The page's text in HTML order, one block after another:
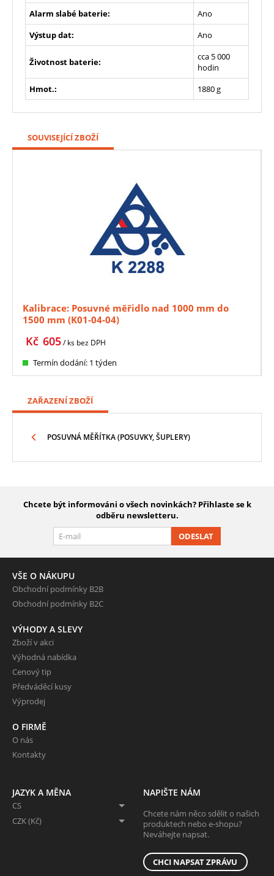
Alarm slabé baterie:
Ano
Výstup dat:
Ano
Životnost baterie:
cca 5 000
hodin
Hmot.:
1880 g
SOUVISEJÍCÍ ZBOŽÍ
Kalibrace: Posuvné měřidlo nad 1000 mm do
1500 mm (K01-04-04)
605
Kč / ks bez DPH
Termín dodání: 1 týden
ZAŘAZENÍ ZBOŽÍ
POSUVNÁ MĚŘÍTKA (POSUVKY, ŠUPLERY)
Chcete být informováni o všech novinkách? Přihlaste se k
odběru newsletteru.
ODESLAT
VŠE O NÁKUPU
Obchodní podmínky B2B
Obchodní podmínky B2C
VÝHODY A SLEVY
Zboží v akci
Výhodná nabídka
Cenový tip
Předváděcí kusy
Výprodej
O FIRMĚ
O nás
Kontakty
JAZYK A MĚNA
CS
CZK (Kč)
NAPIŠTE NÁM
Chcete nám něco sdělit o našich
produktech nebo e-shopu?
Neváhejte napsat.
CHCI NAPSAT ZPRÁVU